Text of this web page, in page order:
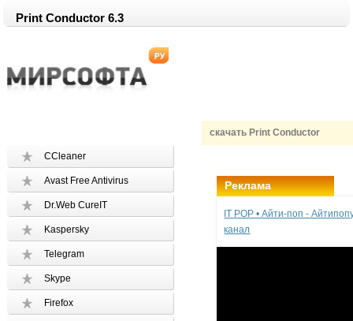
Print Conductor 6.3
скачать Print Conductor
CCleaner
Avast Free Antivirus
Dr.Web CureIT
Kaspersky
Telegram
Skype
Firefox
Реклама
IT POP • Айти-поп -
канал